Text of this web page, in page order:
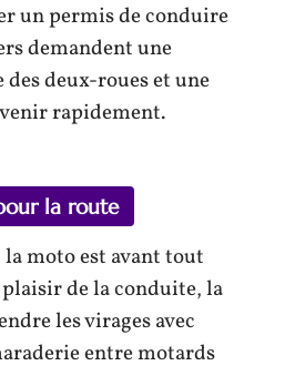
un permis de conduire
demandent une
deux-roues et une
rapidement.
la route
la moto est avant tout
plaisir de la conduite, la
les virages avec
entre motards